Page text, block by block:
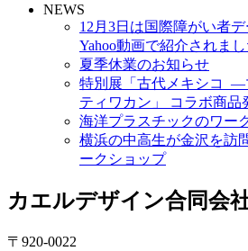
NEWS
12月3日は国際障がい者
Yahoo動画で紹介されまし
夏季休業のお知らせ
特別展「古代メキシコ ―
ティワカン」 コラボ商品
海洋プラスチックのワー
横浜の中高生が金沢を訪
ークショップ
カエルデザイン合同会
〒920-0022